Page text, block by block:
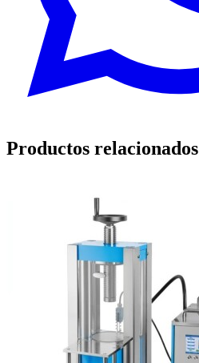
Productos relacionados